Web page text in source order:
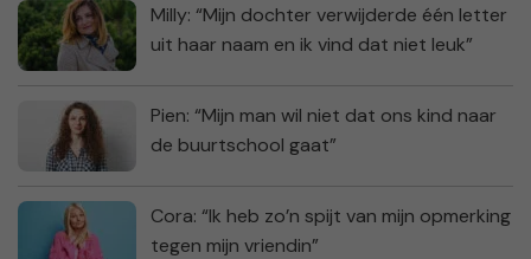
Milly: “Mijn dochter verwijderde één letter
uit haar naam en ik vind dat niet leuk”
Pien: “Mijn man wil niet dat ons kind naar
de buurtschool gaat”
Cora: “Ik heb zo’n spijt van mijn opmerking
tegen mijn vriendin”